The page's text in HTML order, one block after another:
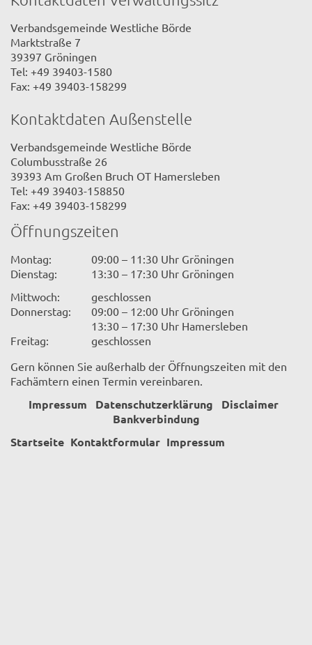
Verbandsgemeinde Westliche Börde
Marktstraße 7
39397 Gröningen
Tel: +49 39403-1580
Fax: +49 39403-158299
Kontaktdaten Außenstelle
Verbandsgemeinde Westliche Börde
Columbusstraße 26
39393 Am Großen Bruch OT Hamersleben
Tel: +49 39403-158850
Fax: +49 39403-158299
Öffnungszeiten
Montag:
09:00 – 11:30 Uhr Gröningen
Dienstag:
13:30 – 17:30 Uhr Gröningen
Mittwoch:
geschlossen
Donnerstag:
09:00 – 12:00 Uhr Gröningen
13:30 – 17:30 Uhr Hamersleben
Freitag:
geschlossen
Gern können Sie außerhalb der Öffnungszeiten mit den
Fachämtern einen Termin vereinbaren.
Impressum Datenschutzerklärung
Disclaimer
Bankverbindung
Startseite Kontaktformular Impressum